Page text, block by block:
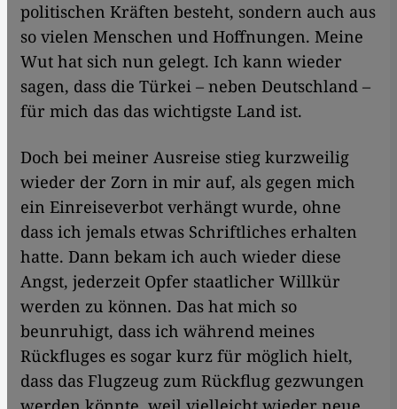
politischen Kräften besteht, sondern auch aus
so vielen Menschen und Hoffnungen. Meine
Wut hat sich nun gelegt. Ich kann wieder
sagen, dass die Türkei – neben Deutschland –
für mich das das wichtigste Land ist.
Doch bei meiner Ausreise stieg kurzweilig
wieder der Zorn in mir auf, als gegen mich
ein Einreiseverbot verhängt wurde, ohne
dass ich jemals etwas Schriftliches erhalten
hatte. Dann bekam ich auch wieder diese
Angst, jederzeit Opfer staatlicher Willkür
werden zu können. Das hat mich so
beunruhigt, dass ich während meines
Rückfluges es sogar kurz für möglich hielt,
dass das Flugzeug zum Rückflug gezwungen